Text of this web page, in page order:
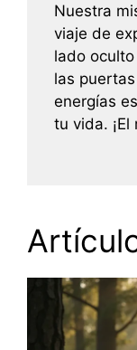
Nuestra
viaje de
lado
las
energías
tu vida.